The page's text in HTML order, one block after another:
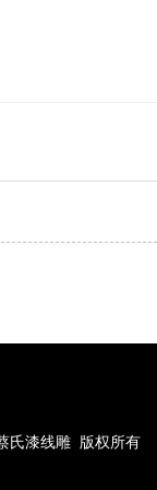
漆线雕 版权所有​